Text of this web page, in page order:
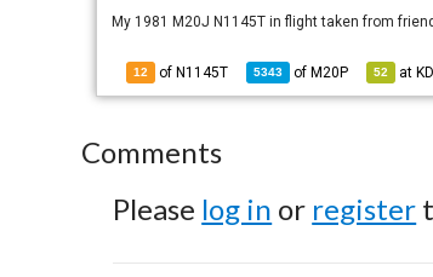
My 1981 M20J N1145T in flight taken from
12 of N1145T 5343 of M20P 52 at
Comments
Please log in or register